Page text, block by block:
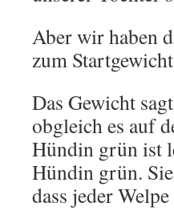
Aber wir haben
zum
Das Gewicht
obgleich es auf
Hündin grün ist
Hündin grün.
dass jeder